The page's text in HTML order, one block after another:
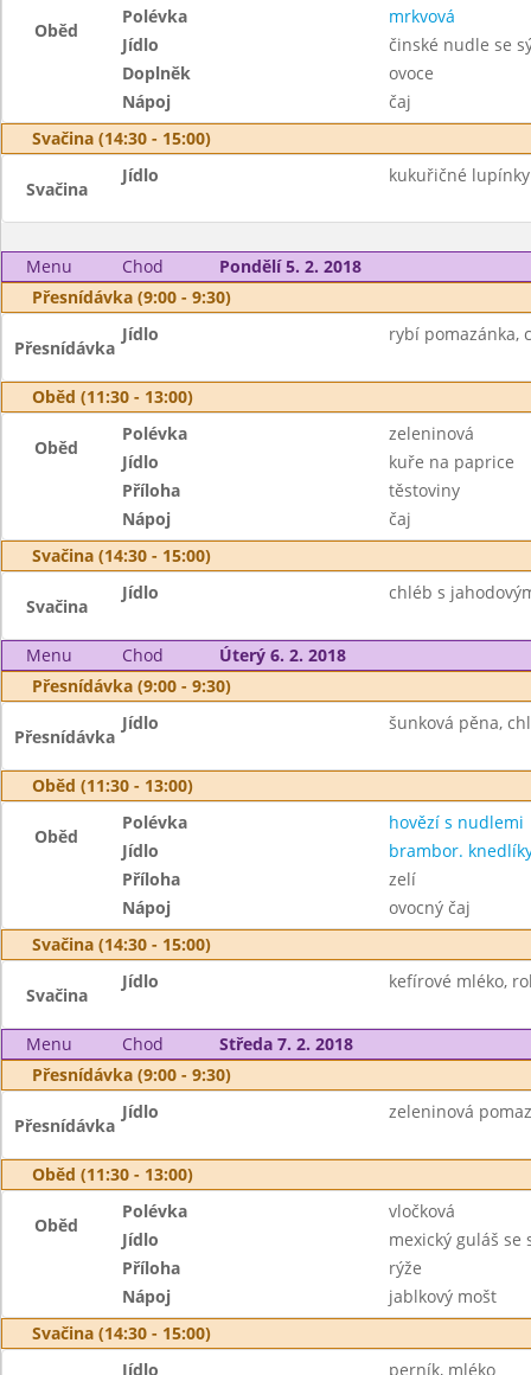
Oběd
Polévka
mrkvová
Jídlo
činské nudle se
Doplněk
ovoce
Nápoj
čaj
Svačina (14:30 - 15:00)
Svačina
Jídlo kukuřičné
Menu Chod
Pondělí 5. 2. 2018
Přesnídávka (9:00 - 9:30)
Přesnídávka
Jídlo rybí pomazánka,
Oběd (11:30 - 13:00)
Oběd
Polévka
zeleninová
Jídlo
kuře na paprice
Příloha
těstoviny
Nápoj
čaj
Svačina (14:30 - 15:00)
Svačina
Jídlo chléb s
Menu Chod
Úterý 6. 2. 2018
Přesnídávka (9:00 - 9:30)
Přesnídávka
Jídlo šunková pěna,
Oběd (11:30 - 13:00)
Oběd
Polévka
hovězí s nudlemi
Jídlo
brambor.
Příloha
zelí
Nápoj
ovocný čaj
Svačina (14:30 - 15:00)
Svačina
Jídlo kefírové mléko,
Menu Chod
Středa 7. 2. 2018
Přesnídávka (9:00 - 9:30)
Přesnídávka
Jídlo zeleninová
Oběd (11:30 - 13:00)
Oběd
Polévka
vločková
Jídlo
mexický guláš se
Příloha
rýže
Nápoj
jablkový mošt
Svačina (14:30 - 15:00)
Jídlo perník, mléko